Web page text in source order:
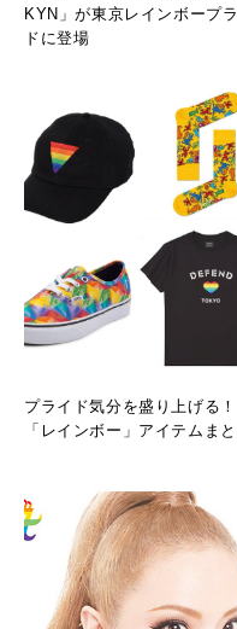
KYN」が東京レインボープ
ドに登場
プライド気分を盛り上げる！
「レインボー」アイテムま